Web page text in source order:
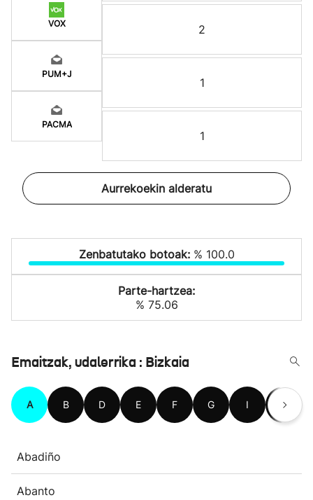
VOX
PUM+J
PACMA
2
1
1
Aurrekoekin alderatu
Zenbatutako botoak: % 100.0
Parte-hartzea:
% 75.06
Emaitzak, udalerrika : Bizkaia
A B D E F G I J
Abadiño
Abanto